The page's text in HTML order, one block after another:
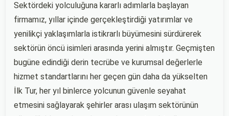
Sektördeki yolculuğuna kararlı adımlarla başlayan
firmamız, yıllar içinde gerçekleştirdiği yatırımlar ve
yenilikçi yaklaşımlarla istikrarlı büyümesini sürdürerek
sektörün öncü isimleri arasında yerini almıştır. Geçmişten
bugüne edindiği derin tecrübe ve kurumsal değerlerle
hizmet standartlarını her geçen gün daha da yükselten
İlk Tur, her yıl binlerce yolcunun güvenle seyahat
etmesini sağlayarak şehirler arası ulaşım sektörünün